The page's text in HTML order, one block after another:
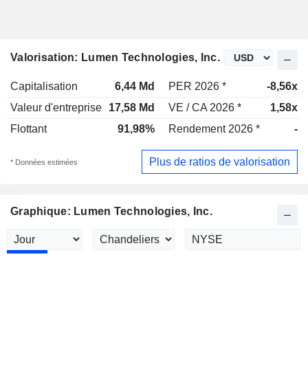
Valorisation: Lumen Technologies, Inc.
Capitalisation 6,44 Md PER 2026 *
-8,56x
Valeur d'entreprise
17,58 Md VE / CA 2026 *
1,58x
Flottant
91,98% Rendement 2026 * -
* Données estimées Plus de ratios de valorisation
Graphique: Lumen Technologies, Inc.